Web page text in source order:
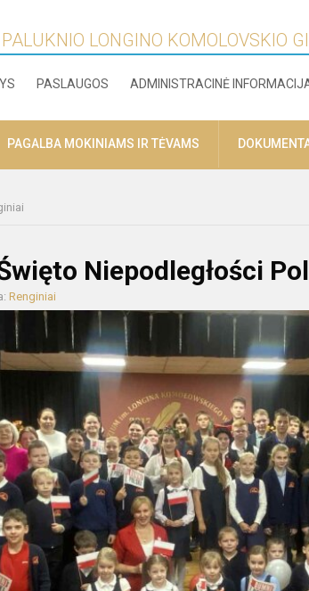
LONGINO KOMOLOVSKIO
PASLAUGOS ADMINISTRACINĖ
PAGALBA MOKINIAMS IR TĖVAMS
Niepodległości
Renginiai